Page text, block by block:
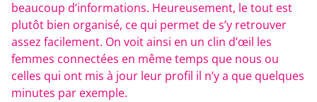
beaucoup d’informations. Heureusement, le tout est
plutôt bien organisé, ce qui permet de s’y retrouver
assez facilement. On voit ainsi en un clin d’œil les
femmes connectées en même temps que nous ou
celles qui ont mis à jour leur profil il n’y a que quelques
minutes par exemple.